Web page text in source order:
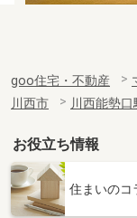
goo住宅・不動産
川西市
川西能勢口
お役立ち情報
住まいのコ